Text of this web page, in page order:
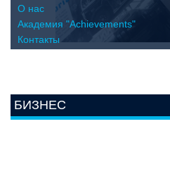
О нас
Академия "Achievements"
Контакты
БИЗНЕС